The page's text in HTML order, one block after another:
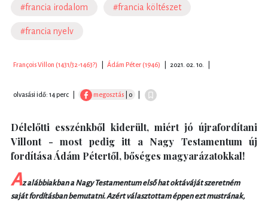
#francia irodalom #francia költészet
#francia nyelv
François Villon (1431/32-1463?) Ádám Péter (1946) 2021. 02. 10.
olvasási idő: 14 perc megosztás | 0
Délelőtti esszénkből kiderült, miért jó újrafordítani
Villont - most pedig itt a Nagy Testamentum új
fordítása Ádám Pétertől, bőséges magyarázatokkal!
Az alábbiakban a Nagy Testamentum első hat oktáváját szeretném
saját fordításban bemutatni. Azért választottam éppen ezt mustrának,